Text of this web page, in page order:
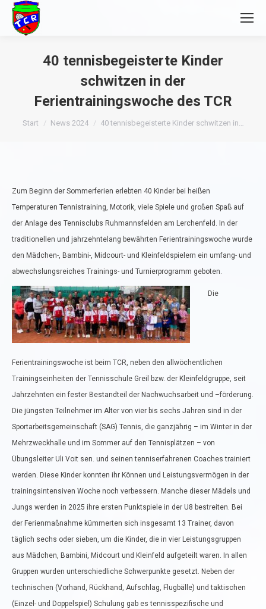
40 tennisbegeisterte Kinder
schwitzen in der
Ferientrainingswoche des TCR
Sie befinden sich hier:
Start News 2024 40 tennisbegeisterte Kinder schwitzen in…
Zum Beginn der Sommerferien erlebten 40 Kinder bei heißen
Temperaturen Tennistraining, Motorik, viele Spiele und großen Spaß auf
der Anlage des Tennisclubs Ruhmannsfelden am Lerchenfeld. In der
traditionellen und jahrzehntelang bewährten Ferientrainingswoche wurde
den Mädchen-, Bambini-, Midcourt- und Kleinfeldspielern ein umfang- und
abwechslungsreiches Trainings- und Turnierprogramm geboten.
Die
Ferientrainingswoche ist beim TCR, neben den allwöchentlichen
Trainingseinheiten der Tennisschule Greil bzw. der Kleinfeldgruppe, seit
Jahrzehnten ein fester Bestandteil der Nachwuchsarbeit und –förderung.
Die jüngsten Teilnehmer im Alter von vier bis sechs Jahren sind in der
Sportarbeitsgemeinschaft (SAG) Tennis, die ganzjährig – im Winter in der
Mehrzweckhalle und im Sommer auf den Tennisplätzen – von
Übungsleiter Uli Voit sen. und seinen tenniserfahrenen Coaches trainiert
werden. Diese Kinder konnten ihr Können und Leistungsvermögen in der
trainingsintensiven Woche noch verbessern. Manche dieser Mädels und
Jungs werden in 2025 ihre ersten Punktspiele in der U8 bestreiten. Bei
der Ferienmaßnahme kümmerten sich insgesamt 13 Trainer, davon
täglich sechs oder sieben, um die Kinder, die in vier Leistungsgruppen
aus Mädchen, Bambini, Midcourt und Kleinfeld aufgeteilt waren. In allen
Gruppen wurden unterschiedliche Schwerpunkte gesetzt. Neben der
technischen (Vorhand, Rückhand, Aufschlag, Flugbälle) und taktischen
(Einzel- und Doppelspiel) Schulung gab es tennisspezifische und